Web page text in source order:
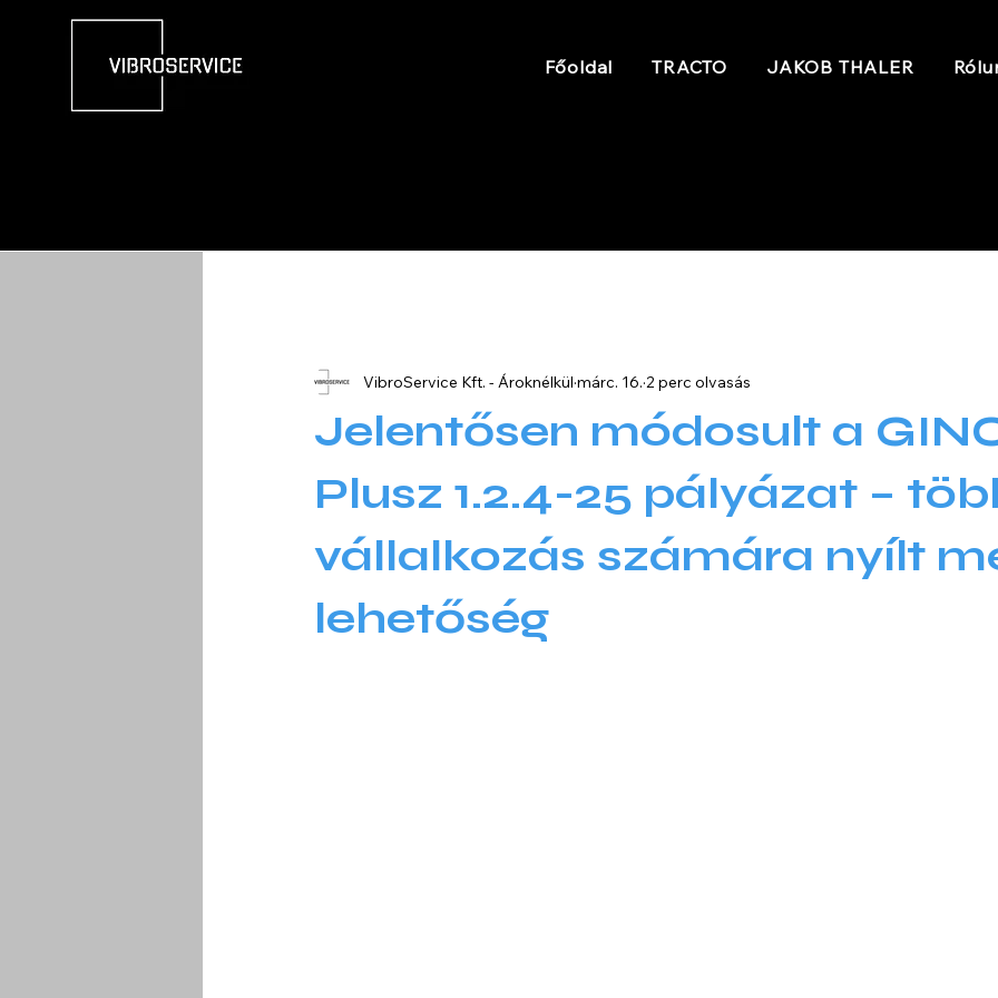
Főoldal TRACTO JAKOB THALER
Jelentősen módosult a
Plusz 1.2.4-25 pályázat –
vállalkozás számára nyílt
lehetőség
VibroService Kft. - Ároknélkül márc. 16. 2 perc olvasás